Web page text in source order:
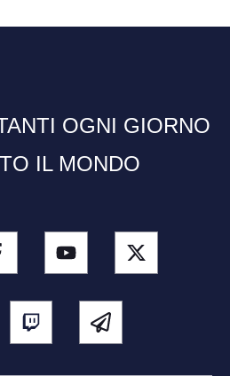
OGNI GIORNO
IL MONDO